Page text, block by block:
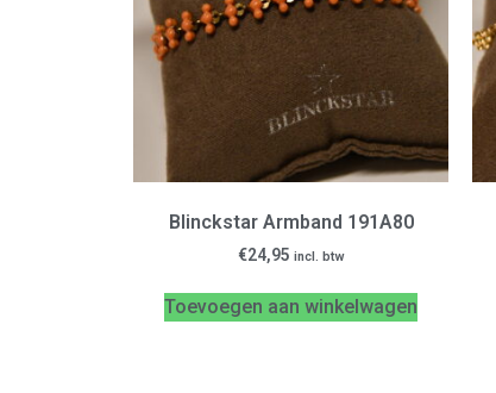
Blinckstar Armband 191A80
€24,95 incl. btw
Toevoegen aan winkelwagen